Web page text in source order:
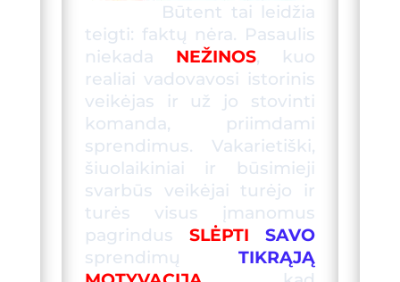
Būtent tai leidžia
teigti: faktų nėra. Pasaulis
niekada NEŽINOS, kuo
realiai vadovavosi istorinis
veikėjas ir už jo stovinti
komanda, priimdami
sprendimus. Vakarietiški,
šiuolaikiniai ir būsimieji
svarbūs veikėjai turėjo ir
turės visus įmanomus
pagrindus SLĖPTISAVO
sprendimųTIKRĄJĄ